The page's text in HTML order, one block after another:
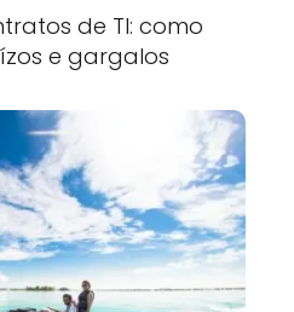
de TI: como
e gargalos